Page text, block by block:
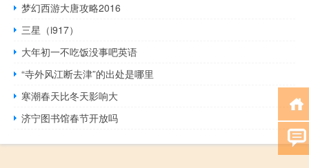
梦幻西游大唐攻略2016
三星（i917）
大年初一不吃饭没事吧英语
“寺外风江断去津”的出处是哪里
寒潮春天比冬天影响大
济宁图书馆春节开放吗